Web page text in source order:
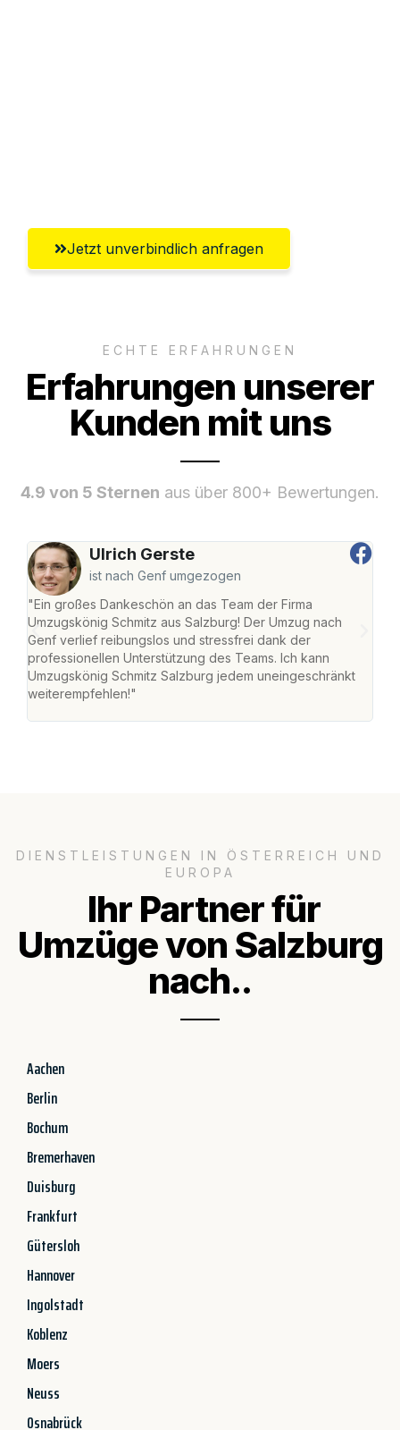
Jetzt unverbindlich anfragen
ECHTE ERFAHRUNGEN
Erfahrungen unserer
Kunden mit uns
4.9 von 5 Sternen aus über 800+ Bewertungen.
Ulrich Gerste
ist nach Genf umgezogen
"Ein großes Dankeschön an das Team der Firma
Umzugskönig Schmitz aus Salzburg! Der Umzug nach
Genf verlief reibungslos und stressfrei dank der
professionellen Unterstützung des Teams. Ich kann
Umzugskönig Schmitz Salzburg jedem uneingeschränkt
weiterempfehlen!"
DIENSTLEISTUNGEN IN ÖSTERREICH UND
EUROPA
Ihr Partner für
Umzüge von Salzburg
nach..
Aachen
Berlin
Bochum
Bremerhaven
Duisburg
Frankfurt
Gütersloh
Hannover
Ingolstadt
Koblenz
Moers
Neuss
Osnabrück